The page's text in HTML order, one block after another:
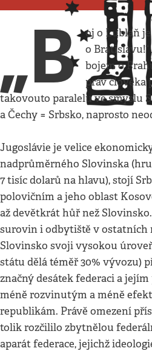
„B
oj o Lublaň
o
bojem o
práv člověka
takovouto paralelu ve smyslu
a Čechy = Srbsko, naprosto
Jugoslávie je velice
nadprůměrného Slovinska
7 tisíc dolarů na hlavu), stojí
polovičním a jeho oblast
až devětkrát hůř než
surovin i odbytiště v ostatních
Slovinsko svoji vysokou
státu dělá téměř 30% vývozu)
značný desátek federaci a
méně rozvinutým a méně
republikám. Právě omezení
tolik rozčililo zbytnělou
aparát federace, jejichž